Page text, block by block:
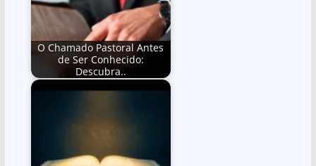
p o
k
O Chamado Pastoral Antes
de Ser Conhecido:
Descubra..